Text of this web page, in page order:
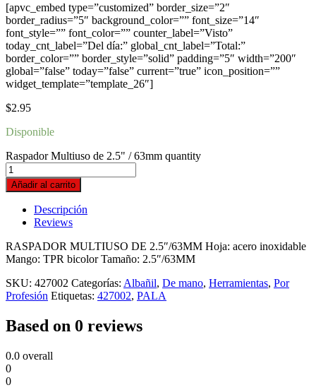
[apvc_embed type=”customized” border_size=”2″
border_radius=”5″ background_color=”” font_size=”14″
font_style=”” font_color=”” counter_label=”Visto”
today_cnt_label=”Del día:” global_cnt_label=”Total:”
border_color=”” border_style=”solid” padding=”5″ width=”200″
global=”false” today=”false” current=”true” icon_position=””
widget_template=”template_26″]
$2.95
Disponible
Raspador Multiuso de 2.5" / 63mm quantity
Añadir al carrito
Descripción
Reviews
RASPADOR MULTIUSO DE 2.5″/63MM Hoja: acero inoxidable
Mango: TPR bicolor Tamaño: 2.5″/63MM
SKU: 427002 Categorías: Albañil, De mano, Herramientas, Por
Profesión Etiquetas: 427002, PALA
Based on 0 reviews
0.0 overall
0
0